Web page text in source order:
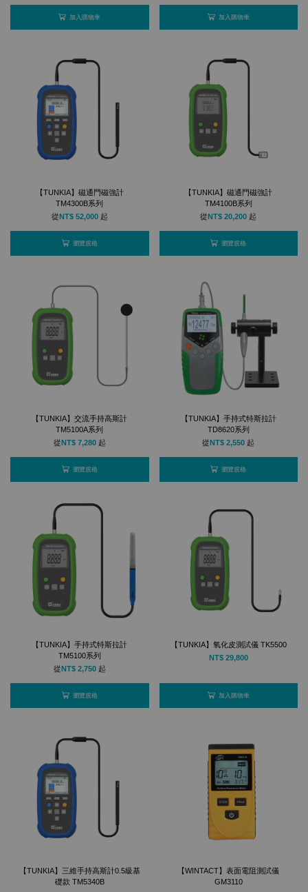
加入購物車 加入購物車
【TUNKIA】磁通門磁強計
TM4300B系列
從 NT$ 52,000 起
瀏覽規格
【TUNKIA】磁通門磁強計
TM4100B系列
從 NT$ 20,200 起
瀏覽規格
【TUNKIA】交流手持高斯計
TM5100A系列
從 NT$ 7,280 起
瀏覽規格
【TUNKIA】手持式特斯拉計
TD8620系列
從 NT$ 2,550 起
瀏覽規格
【TUNKIA】手持式特斯拉計
TM5100系列
從 NT$ 2,750 起
瀏覽規格
【TUNKIA】氧化皮測試儀 TK5500
NT$ 29,800
加入購物車
【TUNKIA】三維手持高斯計0.5級基
礎款 TM5340B
【WINTACT】表面電阻測試儀
GM3110